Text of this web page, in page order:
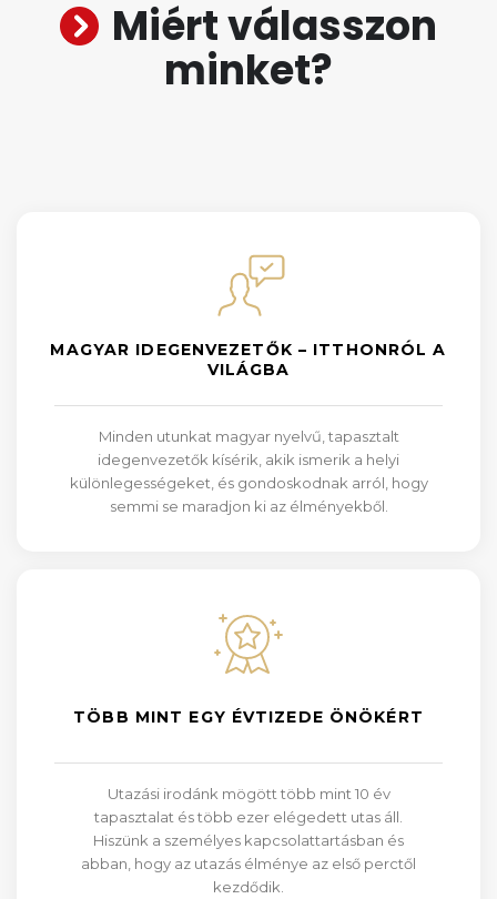
Miért válasszon
minket?
MAGYAR IDEGENVEZETŐK – ITTHONRÓL A
VILÁGBA
Minden utunkat magyar nyelvű, tapasztalt
idegenvezetők kísérik, akik ismerik a helyi
különlegességeket, és gondoskodnak arról, hogy
semmi se maradjon ki az élményekből.
TÖBB MINT EGY ÉVTIZEDE ÖNÖKÉRT
Utazási irodánk mögött több mint 10 év
tapasztalat és több ezer elégedett utas áll.
Hiszünk a személyes kapcsolattartásban és
abban, hogy az utazás élménye az első perctől
kezdődik.